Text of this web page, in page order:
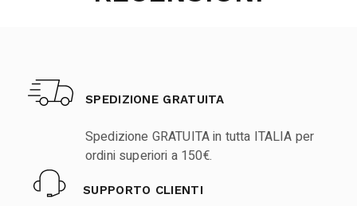
SPEDIZIONE GRATUITA
Spedizione GRATUITA in tutta ITALIA per
ordini superiori a 150€.
SUPPORTO CLIENTI